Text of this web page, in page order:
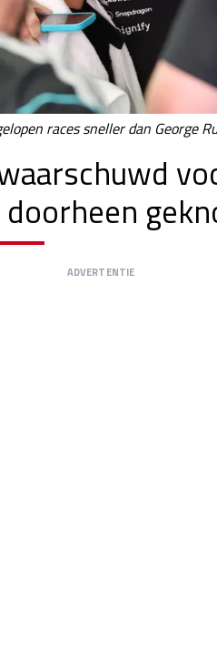
races sneller dan George
ADVERTENTIE